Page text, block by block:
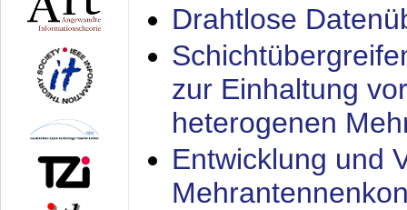
Drahtlose
zur Einhaltung
heterogenen
Entwicklung und